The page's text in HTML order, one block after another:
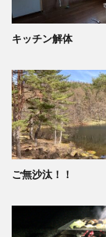
キッチン解体
ご無沙汰！！